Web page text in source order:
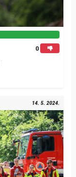
0
14. 5. 2024.